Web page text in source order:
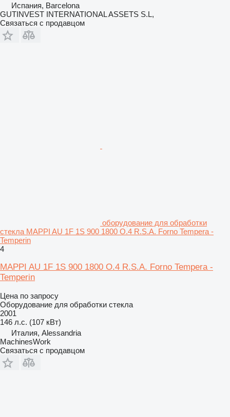
Испания, Barcelona
GUTINVEST INTERNATIONAL ASSETS S.L,
Связаться с продавцом
оборудование для обработки
стекла MAPPI AU 1F 1S 900 1800 O.4 R.S.A. Forno Tempera -
Temperin
4
MAPPI AU 1F 1S 900 1800 O.4 R.S.A. Forno Tempera -
Temperin
Цена по запросу
Оборудование для обработки стекла
2001
146 л.с. (107 кВт)
Италия, Alessandria
MachinesWork
Связаться с продавцом